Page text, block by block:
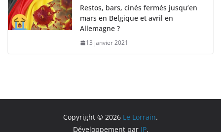
Restos, bars, cinés fermés jusqu’en
mars en Belgique et avril en
Allemagne ?
13 janvier 2021
Copyright © 2026 Le Lorrain.
Développement par JP.